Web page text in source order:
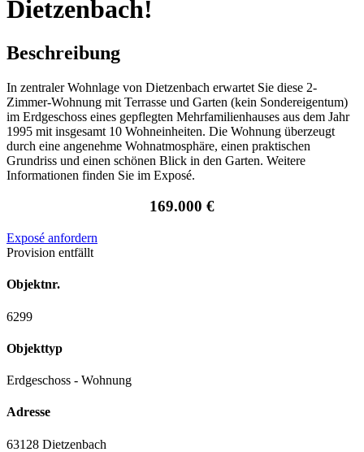
Dietzenbach!
Beschreibung
In zentraler Wohnlage von Dietzenbach erwartet Sie diese 2-
Zimmer-Wohnung mit Terrasse und Garten (kein Sondereigentum)
im Erdgeschoss eines gepflegten Mehrfamilienhauses aus dem Jahr
1995 mit insgesamt 10 Wohneinheiten. Die Wohnung überzeugt
durch eine angenehme Wohnatmosphäre, einen praktischen
Grundriss und einen schönen Blick in den Garten. Weitere
Informationen finden Sie im Exposé.
169.000 €
Exposé anfordern
Provision entfällt
Objektnr.
6299
Objekttyp
Erdgeschoss - Wohnung
Adresse
63128 Dietzenbach